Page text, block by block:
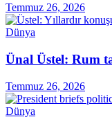
Temmuz 26, 2026
Dünya
Ünal Üstel: Rum
Temmuz 26, 2026
Dünya